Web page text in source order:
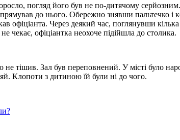
погляд його був не по-дитячому серйозним.
до нього. Обережно знявши пальтечко і
офіціанта. Через деякий час, поглянувши кілька
чекає, офіціантка неохоче підійшла до столика.
не тішив. Зал був переповнений. У місті було
Клопоти з дитиною їй були ні до чого.